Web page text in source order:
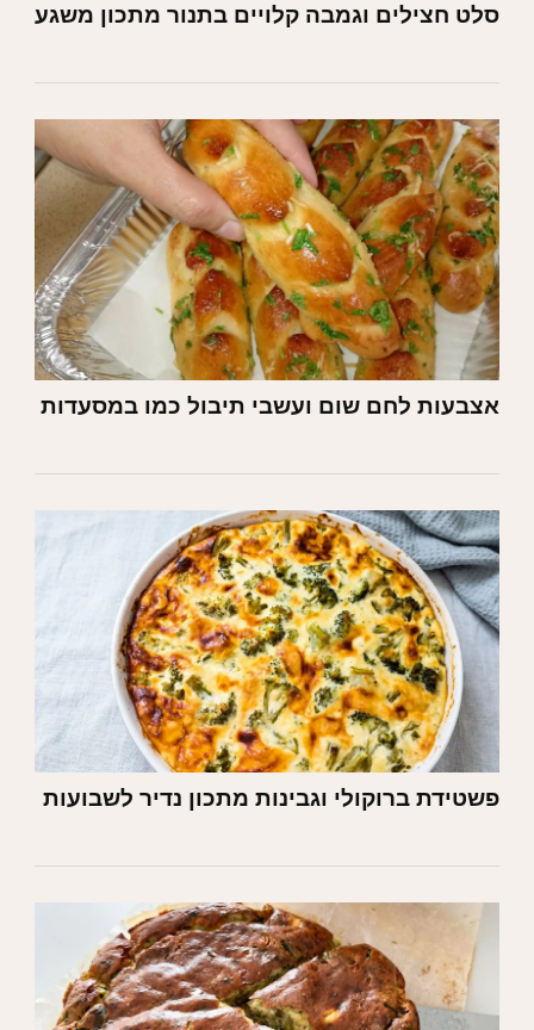
סלט חצילים וגמבה קלויים בתנור מתכון משגע
אצבעות לחם שום ועשבי תיבול כמו במסעדות
פשטידת ברוקולי וגבינות מתכון נדיר לשבועות